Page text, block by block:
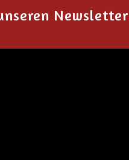
Newsletter